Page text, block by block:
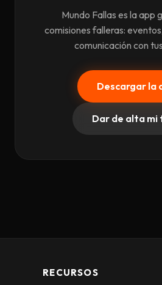
Mundo Fallas es la app
comisiones falleras:
comunicación con
Descargar la
Dar de alta mi
RECURSOS